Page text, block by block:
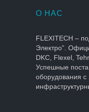
О НАС
FLEXITECH –
Электро”.
DKC, Flexel,
Успешные
оборудования с